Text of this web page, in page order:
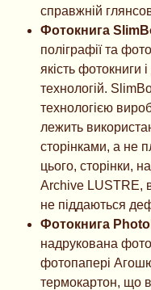
справжній
Фотокнига
поліграфії та
якість фотокниги
технологій.
технологією
лежить
сторінками, а не
цього, сторінки,
Archive LUSTRE,
не піддаються
Фотокнига
надрукована
фотопапері
термокартон, що